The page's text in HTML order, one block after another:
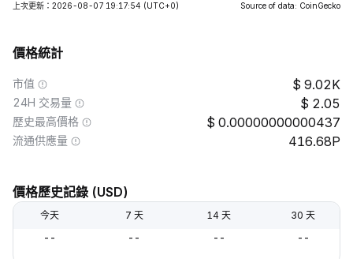
上次更新：2026-08-07 19:17:54 (UTC+0) Source of data: CoinGecko
價格統計
市值 9.02K
24H 交易量 2.05
歷史最高價格 0.00000000000437
流通供應量 416.68P
價格歷史記錄 (USD)
今天 7 天 14 天 30 天
-- -- -- --